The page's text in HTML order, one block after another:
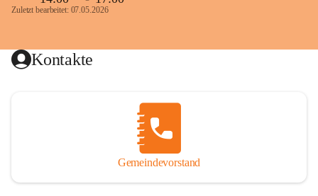
Zuletzt bearbeitet: 07.05.2026
Kontakte
Gemeindevorstand